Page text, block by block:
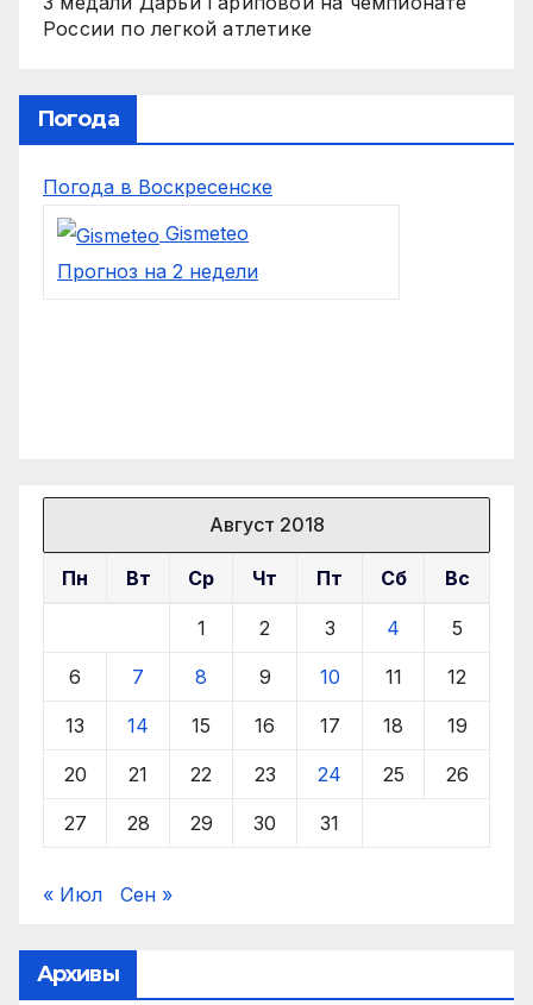
России по легкой атлетике
Погода
Погода в Воскресенске
Gismeteo
Прогноз на 2 недели
Август 2018
Пн Вт Ср Чт Пт Сб Вс
1 2 3 4 5
6 7 8 9 10 11 12
13 14 15 16 17 18 19
20 21 22 23 24 25 26
27 28 29 30 31
« Июл Сен »
Архивы